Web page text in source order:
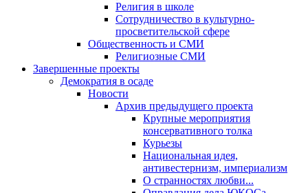
Религия в школе
Сотрудничество в культурно-
просветительской сфере
Общественность и СМИ
Религиозные СМИ
Завершенные проекты
Демократия в осаде
Новости
Архив предыдущего проекта
Крупные мероприятия
консервативного толка
Курьезы
Национальная идея,
антивестернизм, империализм
О странностях любви...